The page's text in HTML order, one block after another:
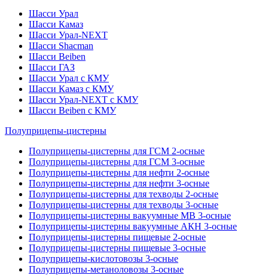
Шасси Урал
Шасси Камаз
Шасси Урал-NEXT
Шасси Shacman
Шасси Beiben
Шасси ГАЗ
Шасси Урал с КМУ
Шасси Камаз с КМУ
Шасси Урал-NEXT с КМУ
Шасси Beiben с КМУ
Полуприцепы-цистерны
Полуприцепы-цистерны для ГСМ 2-осные
Полуприцепы-цистерны для ГСМ 3-осные
Полуприцепы-цистерны для нефти 2-осные
Полуприцепы-цистерны для нефти 3-осные
Полуприцепы-цистерны для техводы 2-осные
Полуприцепы-цистерны для техводы 3-осные
Полуприцепы-цистерны вакуумные МВ 3-осные
Полуприцепы-цистерны вакуумные АКН 3-осные
Полуприцепы-цистерны пищевые 2-осные
Полуприцепы-цистерны пищевые 3-осные
Полуприцепы-кислотовозы 3-осные
Полуприцепы-метаноловозы 3-осные